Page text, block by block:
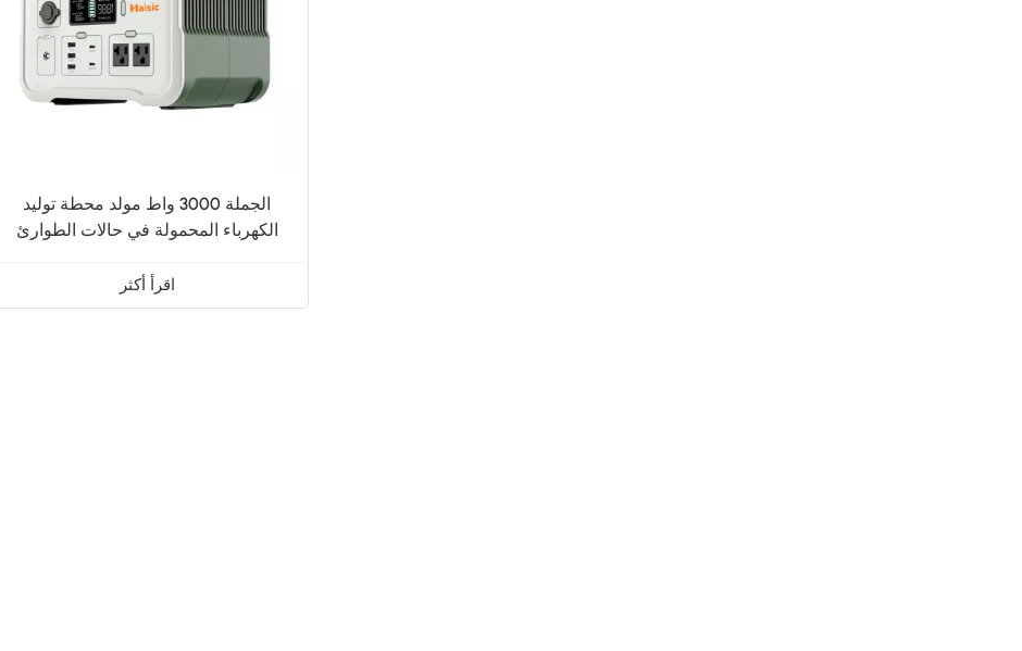
الجملة 3000 واط مولد محطة توليد
الكهرباء المحمولة في حالات الطوارئ
اقرأ أكثر